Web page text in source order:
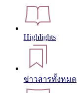
Highlights
ข่าวสารทั้งหมด